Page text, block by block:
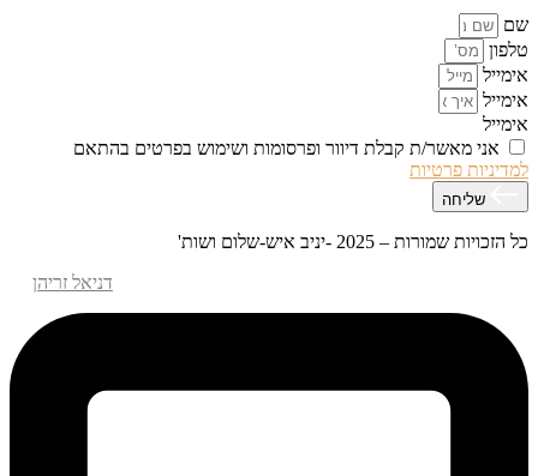
שם
טלפון
אימייל
אימייל
אימייל
אני מאשר/ת קבלת דיוור ופרסומות ושימוש בפרטים בהתאם
למדיניות פרטיות
שליחה
כל הזכויות שמורות – 2025 -יניב איש-שלום ושות'
דניאל זריהן